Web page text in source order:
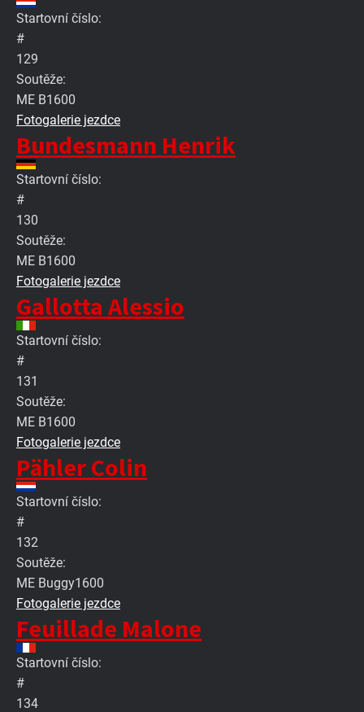
Startovní číslo:
#
129
Soutěže:
ME B1600
Fotogalerie jezdce
Bundesmann Henrik
Startovní číslo:
#
130
Soutěže:
ME B1600
Fotogalerie jezdce
Gallotta Alessio
Startovní číslo:
#
131
Soutěže:
ME B1600
Fotogalerie jezdce
Pähler Colin
Startovní číslo:
#
132
Soutěže:
ME Buggy1600
Fotogalerie jezdce
Feuillade Malone
Startovní číslo:
#
134